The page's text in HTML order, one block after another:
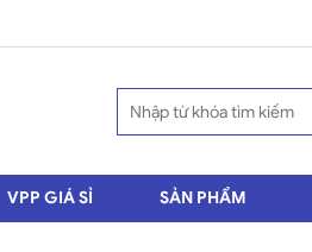
VPP GIÁ SỈ SẢN PHẨM